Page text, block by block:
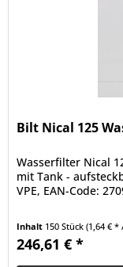
Bilt Nical 125
Wasserfilter Nical
mit Tank -
VPE, EAN-Code:
Inhalt 150 Stück(1,64 € *
246,61 € *